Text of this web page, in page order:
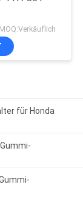
für Honda